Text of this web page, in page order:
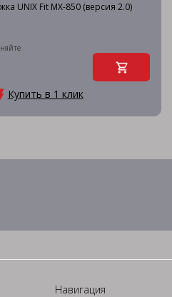
UNIX Fit MX-850 (версия 2.0)
Купить в 1 клик
Навигация